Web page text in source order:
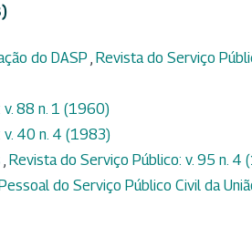
do DASP Revista do Serviço
v. 88 n. 1 (1960)
v. 40 n. 4 (1983)
Revista do Serviço Público: v. 95 n. 4
do Serviço Público Civil da